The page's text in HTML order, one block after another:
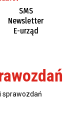
SMS
Newsletter
E-urząd